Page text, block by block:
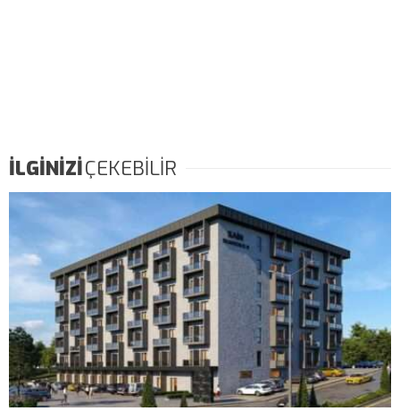
İLGİNİZİÇEKEBİLİR